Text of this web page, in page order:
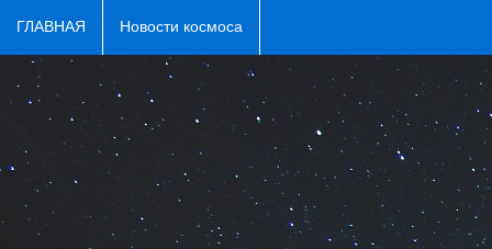
ГЛАВНАЯ Новости космоса